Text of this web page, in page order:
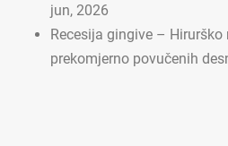
jun, 2026
Recesija gingive – Hirurško
prekomjerno povučenih